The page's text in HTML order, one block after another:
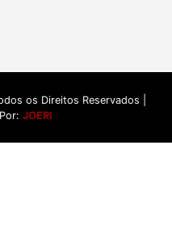
os Direitos Reservados |
JOERI